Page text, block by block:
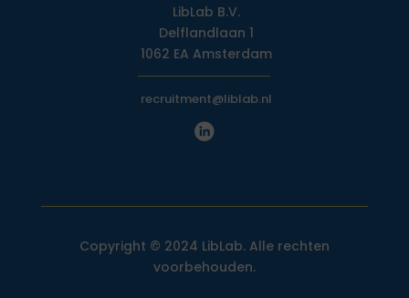
LibLab B.V.
Delflandlaan 1
1062 EA Amsterdam
recruitment@liblab.nl
Copyright © 2024 LibLab. Alle rechten
voorbehouden.